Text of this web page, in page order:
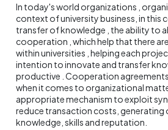
In today's world organizations ,
context of university business, in
transfer of knowledge , the ability to
cooperation , which help that there
within universities , helping each
intention to innovate and transfer
productive . Cooperation
when it comes to organizational
appropriate mechanism to exploit
reduce transaction costs,
knowledge, skills and reputation.